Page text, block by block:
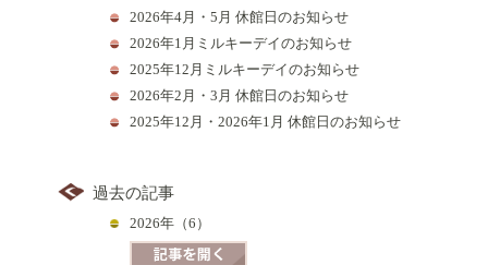
2026年4月・5月 休館日のお知らせ
2026年1月ミルキーデイのお知らせ
2025年12月ミルキーデイのお知らせ
2026年2月・3月 休館日のお知らせ
2025年12月・2026年1月 休館日のお知らせ
過去の記事
2026年（6）